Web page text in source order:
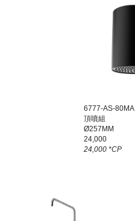
6777-AS-80MA
頂噴組
Ø257MM
24,000
24,000 *CP